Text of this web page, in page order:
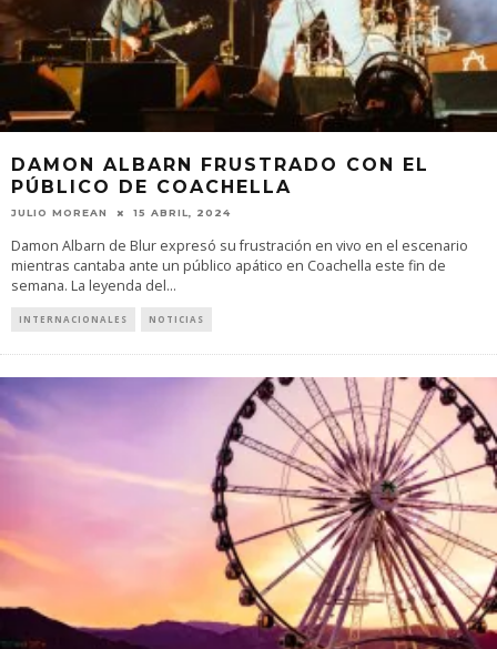
DAMON ALBARN FRUSTRADO CON EL
PÚBLICO DE COACHELLA
JULIO MOREAN 15 ABRIL, 2024
Damon Albarn de Blur expresó su frustración en vivo en el escenario
mientras cantaba ante un público apático en Coachella este fin de
semana. La leyenda del...
INTERNACIONALES NOTICIAS